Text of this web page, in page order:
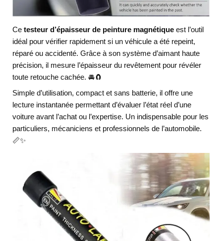
Ce testeur d’épaisseur de peinture magnétique est l’outil
idéal pour vérifier rapidement si un véhicule a été repeint,
réparé ou accidenté. Grâce à son système d’aimant haute
précision, il mesure l’épaisseur du revêtement pour révéler
toute retouche cachée. 🚘🧲
Simple d’utilisation, compact et sans batterie, il offre une
lecture instantanée permettant d’évaluer l’état réel d’une
voiture avant l’achat ou l’expertise. Un indispensable pour les
particuliers, mécaniciens et professionnels de l’automobile.
📏✨